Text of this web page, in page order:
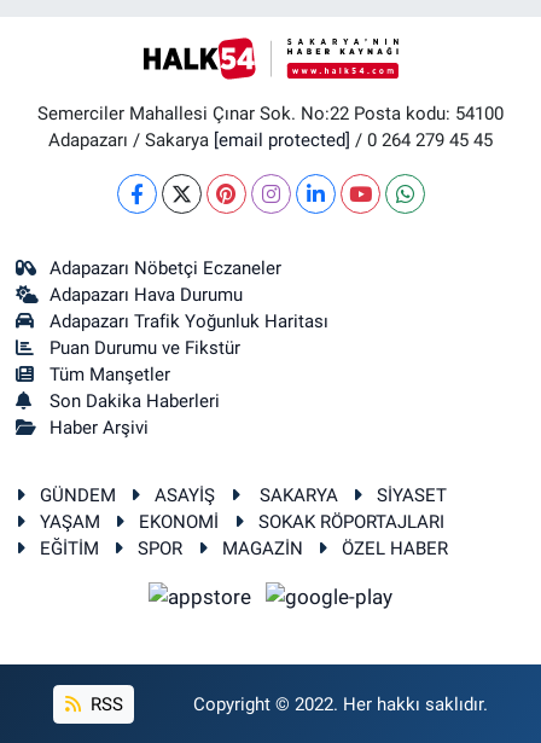
Semerciler Mahallesi Çınar Sok. No:22 Posta kodu: 54100
Adapazarı / Sakarya [email protected] / 0 264 279 45 45
Adapazarı Nöbetçi Eczaneler
Adapazarı Hava Durumu
Adapazarı Trafik Yoğunluk Haritası
Puan Durumu ve Fikstür
Tüm Manşetler
Son Dakika Haberleri
Haber Arşivi
GÜNDEM ASAYİŞ SAKARYA
SİYASET
YAŞAM
EKONOMİ
SOKAK RÖPORTAJLARI
EĞİTİM
SPOR MAGAZİN ÖZEL HABER
RSS Copyright © 2022. Her hakkı saklıdır.